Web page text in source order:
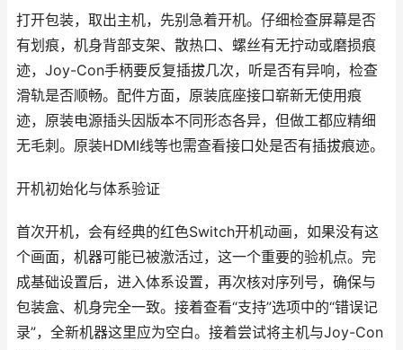
打开包装，取出主机，先别急着开机。仔细检查屏幕是否
有划痕，机身背部支架、散热口、螺丝有无拧动或磨损痕
迹，Joy-Con手柄要反复插拔几次，听是否有异响，检查
滑轨是否顺畅。配件方面，原装底座接口崭新无使用痕
迹，原装电源插头因版本不同形态各异，但做工都应精细
无毛刺。原装HDMI线等也需查看接口处是否有插拔痕迹。
开机初始化与体系验证
首次开机，会有经典的红色Switch开机动画，如果没有这
个画面，机器可能已被激活过，这一个重要的验机点。完
成基础设置后，进入体系设置，再次核对序列号，确保与
包装盒、机身完全一致。接着查看“支持”选项中的“错误记
录”，全新机器这里应为空白。接着尝试将主机与Joy-Con